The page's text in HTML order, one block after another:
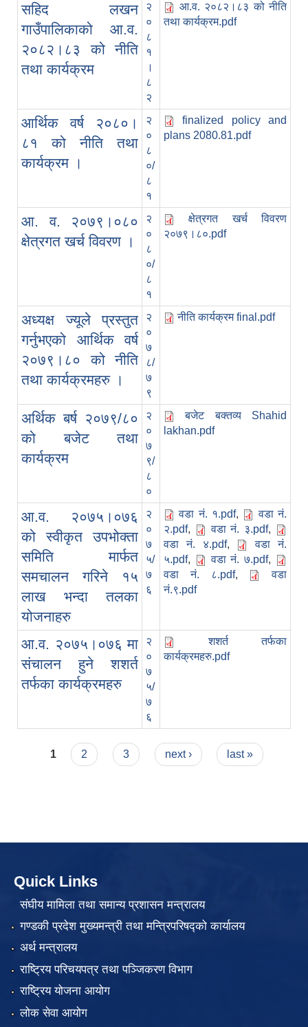
सहिद लखन
गाउँपालिकाको आ.व.
२०८२।८३ को नीति
तथा कार्यक्रम
२
०
८
१
।
८
२
आ.व. २०८२।८३ को नीति
तथा कार्यक्रम.pdf
आर्थिक वर्ष २०८०।
८१ को नीति तथा
कार्यक्रम ।
२
०
८
०/
८
१
finalized policy and
plans 2080.81.pdf
आ. व. २०७९।०८०
क्षेत्रगत खर्च विवरण ।
२
०
८
०/
८
१
क्षेत्रगत खर्च विवरण
२०७९।८०.pdf
अध्यक्ष ज्यूले प्रस्तुत
गर्नुभएको आर्थिक वर्ष
२०७९।८० को नीति
तथा कार्यक्रमहरु ।
२
०
७
८/
७
९
नीति कार्यक्रम final.pdf
अर्थिक बर्ष २०७९/८०
को बजेट तथा
कार्यक्रम
२
०
७
९/
८
०
बजेट बक्तव्य Shahid
lakhan.pdf
आ.व. २०७५।०७६
को स्वीकृत उपभोक्ता
समिति मार्फत
समचालन गरिने १५
लाख भन्दा तलका
योजनाहरु
२
०
७
५/
७
६
वडा नं. १.pdf,
वडा नं.
२.pdf, वडा नं. ३.pdf,
वडा नं. ४.pdf,
वडा नं.
५.pdf, वडा नं. ७.pdf,
वडा नं. ८.pdf,
वडा
नं.९.pdf
आ.व. २०७५।०७६ मा
संचालन हुने शशर्त
तर्फका कार्यक्रमहरु
२
०
७
५/
७
६
शशर्त तर्फका
कार्यक्रमहरु.pdf
Pages
1 2 3 next › last »
Quick Links
संघीय मामिला तथा समान्य प्रशासन मन्त्रालय
गण्डकी प्रदेश मुख्यमन्त्री तथा मन्त्रिपरिषद्को कार्यालय
अर्थ मन्त्रालय
राष्ट्रिय परिचयपत्र तथा पञ्जिकरण विभाग
राष्ट्रिय योजना आयोग
लोक सेवा आयोग